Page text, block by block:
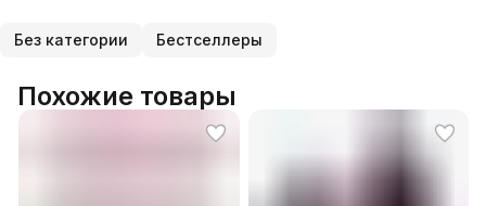
Без категории Бестселлеры
Похожие товары